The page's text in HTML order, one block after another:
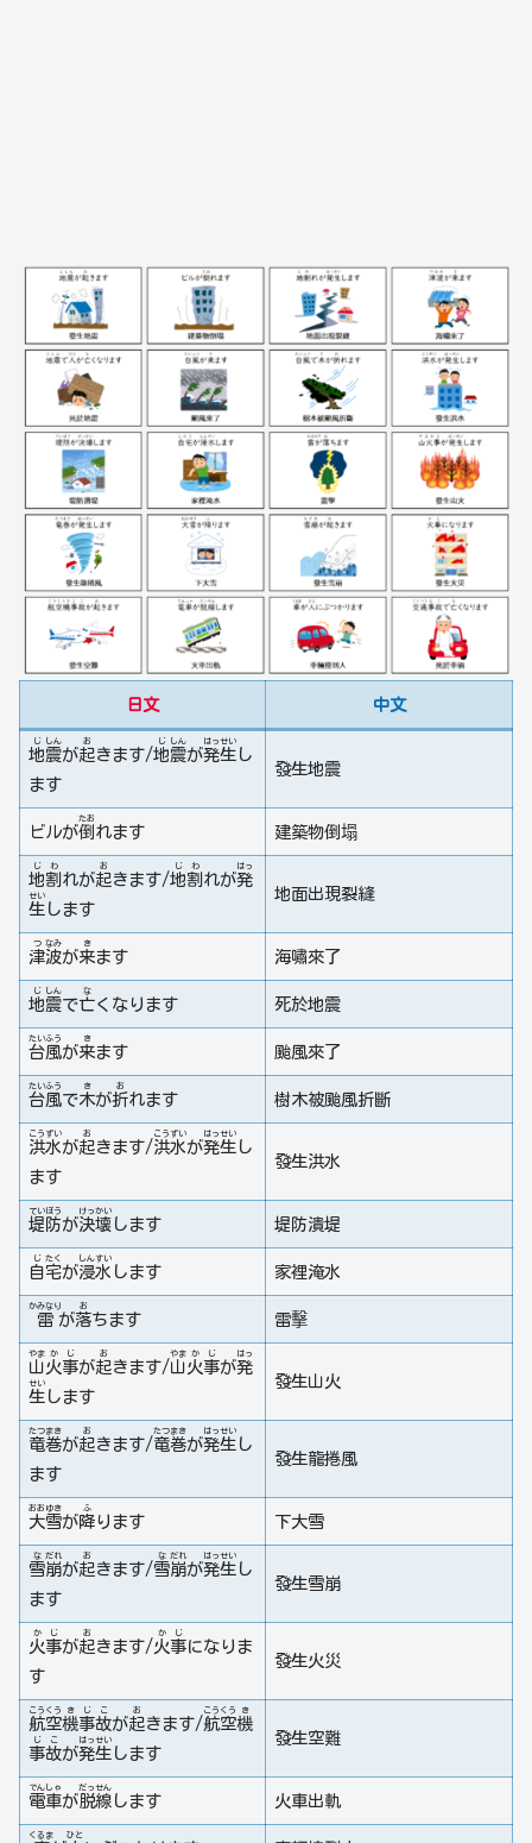
日文 中文
地
じ
震
しん
が起
お
きます/地
じ
震
しん
が発
はっ
生
せい
し
ます
發生地震
ビルが倒
たお
れます 建築物倒塌
地
じ
割
わ
れが起
お
きます/地
じ
割
わ
れが発
はっ
生
せい
します
地面出現裂縫
津
つ
波
なみ
が来
き
ます 海嘯來了
地
じ
震
しん
で亡
な
くなります 死於地震
台
たい
風
ふう
が来
き
ます 颱風來了
台
たい
風
ふう
で木
き
が折
お
れます 樹木被颱風折斷
洪
こう
水
ずい
が起
お
きます/洪
こう
水
ずい
が発
はっ
生
せい
し
ます
發生洪水
堤
てい
防
ぼう
が決
けっ
壊
かい
します 堤防潰堤
自
じ
宅
たく
が浸
しん
水
すい
します 家裡淹水
雷
かみなり
が落
お
ちます 雷擊
山
やま
火
か
事
じ
が起
お
きます/山
やま
火
か
事
じ
が発
はっ
生
せい
します
發生山火
竜
たつ
巻
まき
が起
お
きます/竜
たつ
巻
まき
が発
はっ
生
せい
し
ます
發生龍捲風
大
おお
雪
ゆき
が降
ふ
ります 下大雪
雪
な
崩
だれ
が起
お
きます/雪
な
崩
だれ
が発
はっ
生
せい
し
ます
發生雪崩
火
か
事
じ
が起
お
きます/火事
かじ
になりま
す
發生火災
航
こう
空
くう
機
き
事
じ
故
こ
が起
お
きます/航
こう
空
くう
機
き
事
じ
故
こ
が発
はっ
生
せい
します
發生空難
電
でん
車
しゃ
が脱
だっ
線
せん
します 火車出軌
くるま ひと